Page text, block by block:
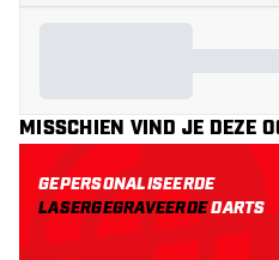
MISSCHIEN VIND JE DEZE
GEPERSONALISEERDE
LASERGEGRAVEERDEDARTS